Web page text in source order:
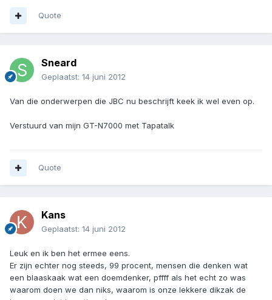
Quote
Sneard
Geplaatst: 14 juni 2012
Van die onderwerpen die JBC nu beschrijft keek ik wel even op.
Verstuurd van mijn GT-N7000 met Tapatalk
Quote
Kans
Geplaatst: 14 juni 2012
Leuk en ik ben het ermee eens.
Er zijn echter nog steeds, 99 procent, mensen die denken wat
een blaaskaak wat een doemdenker, pffff als het echt zo was
waarom doen we dan niks, waarom is onze lekkere dikzak de